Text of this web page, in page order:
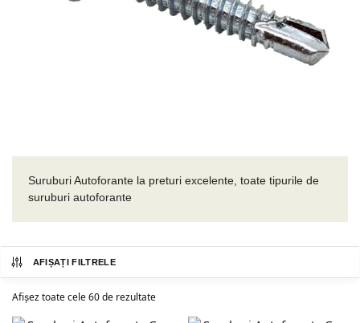
Suruburi Autoforante la preturi excelente, toate tipurile de
suruburi autoforante
AFIȘAȚI FILTRELE
Afișez toate cele 60 de rezultate